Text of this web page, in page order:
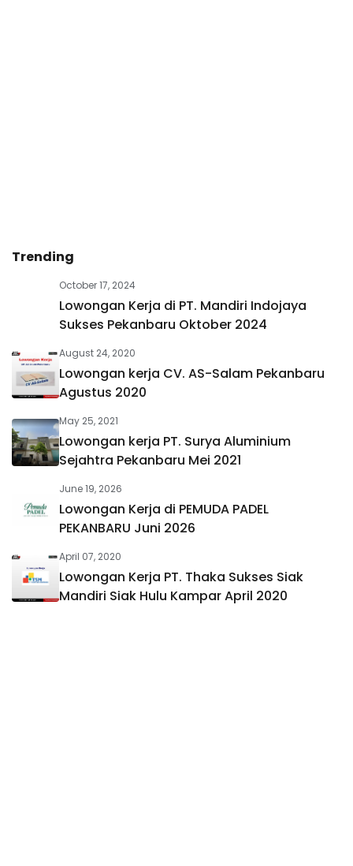
Trending
October 17, 2024
Lowongan Kerja di PT. Mandiri Indojaya
Sukses Pekanbaru Oktober 2024
August 24, 2020
Lowongan kerja CV. AS-Salam Pekanbaru
Agustus 2020
May 25, 2021
Lowongan kerja PT. Surya Aluminium
Sejahtra Pekanbaru Mei 2021
June 19, 2026
Lowongan Kerja di PEMUDA PADEL
PEKANBARU Juni 2026
April 07, 2020
Lowongan Kerja PT. Thaka Sukses Siak
Mandiri Siak Hulu Kampar April 2020